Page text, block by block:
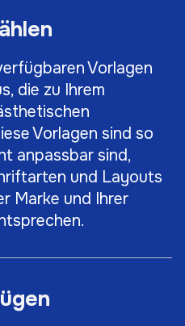
Vorlagen
die zu Ihrem
Vorlagen sind so
anpassbar sind,
und Layouts
Marke und Ihrer